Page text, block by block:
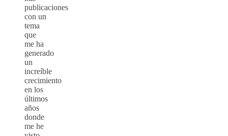
publicaciones
con un
tema
que
me ha
generado
un
increíble
crecimiento
en los
últimos
años
donde
me he